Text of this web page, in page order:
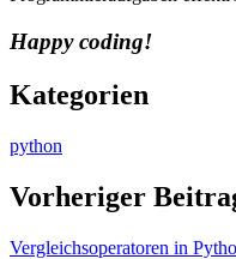
Happy coding!
Kategorien
python
Vorheriger
Vergleichsoperatoren in